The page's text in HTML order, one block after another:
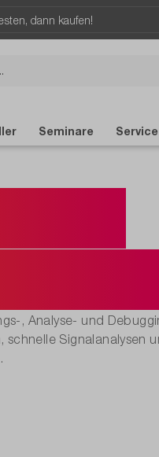
dann kaufen!
Seminare Service
, Analyse- und
Signalanalysen